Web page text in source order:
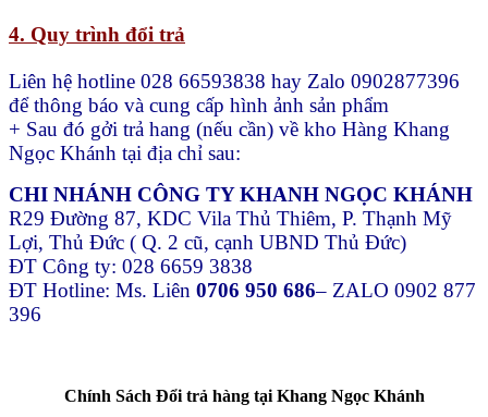
4. Quy trình đổi trả
Liên hệ hotline 028 66593838 hay Zalo 0902877396
để thông báo và cung cấp hình ảnh sản phẩm
+ Sau đó gởi trả hang (nếu cần) về kho Hàng Khang
Ngọc Khánh tại địa chỉ sau:
CHI NHÁNH CÔNG TY KHANH NGỌC KHÁNH
R29 Đường 87, KDC Vila Thủ Thiêm, P. Thạnh Mỹ
Lợi, Thủ Đức ( Q. 2 cũ, cạnh UBND Thủ Đức)
ĐT Công ty: 028 6659 3838
ĐT Hotline: Ms. Liên 0706 950 686– ZALO 0902 877
396
Chính Sách Đổi trả hàng tại Khang Ngọc Khánh